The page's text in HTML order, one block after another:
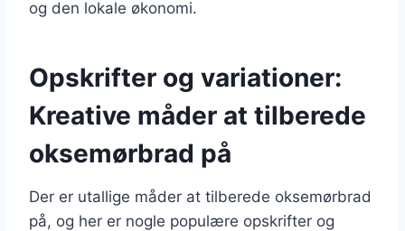
og den lokale økonomi.
Opskrifter og variationer:
Kreative måder at tilberede
oksemørbrad på
Der er utallige måder at tilberede oksemørbrad
på, og her er nogle populære opskrifter og